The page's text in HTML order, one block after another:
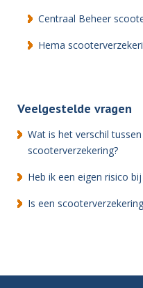
Centraal Beheer
Hema
Veelgestelde vragen
Wat is het verschil
scooterverzekering?
Heb ik een eigen risico
Is een